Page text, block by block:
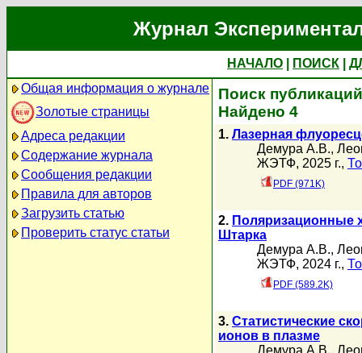
Журнал
НАЧАЛО ПОИСК
Общая информация о журнале
Золотые страницы
Адреса редакции
Содержание журнала
Сообщения редакции
Правила для авторов
Загрузить статью
Проверить статус статьи
Поиск
Найдено 4
1. Лазерная
Демура А.В.,
ЖЭТФ, 2025 г.,
PDF (971K)
2. Поляризационные
Штарка
Демура А.В.,
ЖЭТФ, 2024 г.,
PDF (589.2K)
3. Статистические
ионов в плазме
Демура А.В.,